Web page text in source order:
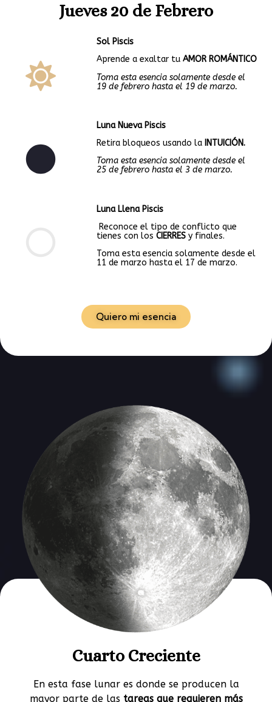
Jueves 20 de Febrero
Sol Piscis
Aprende a exaltar tuAMOR ROMÁNTICO
Toma esta esencia solamente desde el
19 de febrero hasta el 19 de marzo.
Luna Nueva Piscis
Retira bloqueos usando la INTUICIÓN.
Toma esta esencia solamente desde el
25 de febrero hasta el 3 de marzo.
Luna Llena Piscis
Reconoce el tipo de conflicto que
tienes con losCIERRES y finales.
Toma esta esencia solamente desde el
11 de marzo hasta el 17 de marzo.
Quiero mi esencia
Cuarto Creciente
En esta fase lunar es donde se producen la
mayor parte de las tareas que requieren más